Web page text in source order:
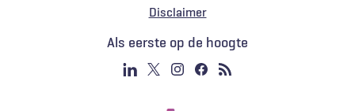
Voet
Disclaimer
Als eerste op de hoogte